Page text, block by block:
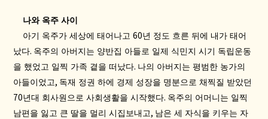
나와 옥주 사이
아기 옥주가 세상에 태어나고60년 정도 흐른 뒤에 내가 태어
났다. 옥주의 아버지는 양반집 아들로 일제 식민지 시기 독립운동
을 했었고 일찍 가족 곁을 떠났다. 나의 아버지는 평범한 농가의
아들이었고 , 독재 정권 하에 경제 성장을 명분으로 채찍질 받았던
70년대 회사원으로 사회생활을 시작했다. 옥주의 어머니는 일찍
남편을 잃고 큰 딸을 멀리 시집보내고 , 남은 세 자식을 키우는 자